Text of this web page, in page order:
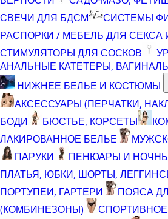
СВЕЧИ ДЛЯ БДСМ
СИСТЕМЫ
РАСПОРКИ / МЕБЕЛЬ ДЛЯ СЕКСА
СТИМУЛЯТОРЫ ДЛЯ СОСКОВ
АНАЛЬНЫЕ КАТЕТЕРЫ,
НИЖНЕЕ БЕЛЬЕ И КОСТЮМЫ
АКСЕССУАРЫ (ПЕРЧАТКИ,
БОДИ
БЮСТЬЕ, КОРСЕТЫ
ЛАКИРОВАННОЕ БЕЛЬЕ
ПАРУКИ
ПЕНЮАРЫ И
ПЛАТЬЯ, ЮБКИ, ШОРТЫ,
ПОРТУПЕИ, ГАРТЕРИ
ПОЯСА
(КОМБИНЕЗОНЫ)